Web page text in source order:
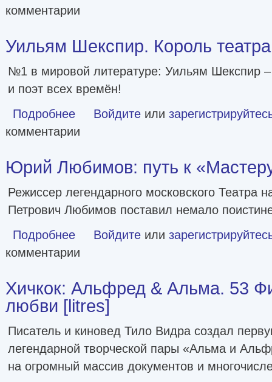
комментарии
Уильям Шекспир. Король
№1 в мировой литературе: Уильям Шекспир
и поэт всех времён!
Подробнее о Уильям Шекспир. Король театра [litres]
Войдите или
комментарии
Юрий Любимов: путь к
Режиссер легендарного московского Театра
Петрович Любимов поставил немало
Подробнее о Юрий Любимов: путь к «Мастеру» [litres]
Войдите или
комментарии
Хичкок: Альфред & Альма. 53
любви [litres]
Писатель и киновед Тило Видра создал
легендарной творческой пары «Альма и
на огромный массив документов и